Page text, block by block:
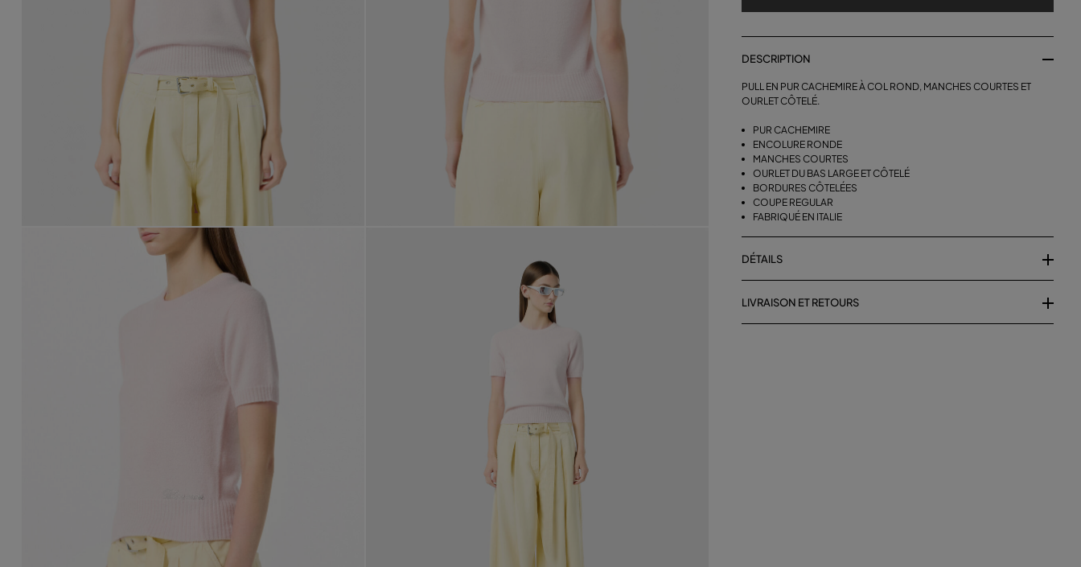
DESCRIPTION
PULL EN PUR CACHEMIRE À COL ROND, MANCHES COURTES ET
OURLET CÔTELÉ.
PUR CACHEMIRE
ENCOLURE RONDE
MANCHES COURTES
OURLET DU BAS LARGE ET CÔTELÉ
BORDURES CÔTELÉES
COUPE REGULAR
FABRIQUÉ EN ITALIE
DÉTAILS
LIVRAISON ET RETOURS